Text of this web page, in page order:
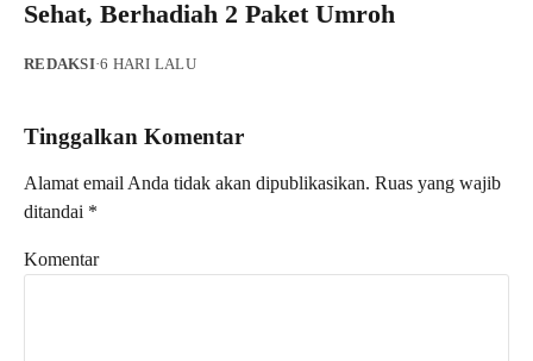
Sehat, Berhadiah 2 Paket Umroh
REDAKSI·6 HARI LALU
Tinggalkan Komentar
Alamat email Anda tidak akan dipublikasikan. Ruas yang wajib
ditandai *
Komentar